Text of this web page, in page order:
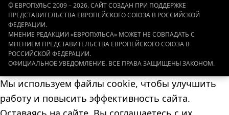
© ЕВРОПУЛЬС 2009 – 2026. САЙТ СОЗДАН ПРИ ПОДДЕРЖКЕ
ПРЕДСТАВИТЕЛЬСТВА ЕВРОПЕЙСКОГО СОЮЗА В РОССИЙСКОЙ
ФЕДЕРАЦИИ.
МНЕНИЕ РЕДАКЦИИ «ЕВРОПУЛЬСА» МОЖЕТ НЕ СОВПАДАТЬ С
МНЕНИЕМ ПРЕДСТАВИТЕЛЬСТВА ЕВРОПЕЙСКОГО СОЮЗА В
РОССИЙСКОЙ ФЕДЕРАЦИИ.
ОФИЦИАЛЬНОЕ УВЕДОМЛЕНИЕ. ВСЕ ПРАВА ЗАЩИЩЕНЫ ЗАКОНОМ.
Мы используем файлы cookie, чтобы улучшить
работу и повысить эффективность сайта.